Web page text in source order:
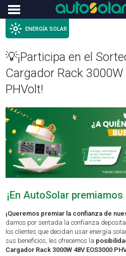
Menu
ENERGÍA SOLAR
💡¡Participa en el
Cargador Rack
PHVolt!
¡En AutoSolar
¡Queremos premiar la confianza de
damos por sentada la confianza
los clientes que decidan usar energía
sus beneficios, les ofrecemos la
Cargador Rack 3000W 48V EOS3000